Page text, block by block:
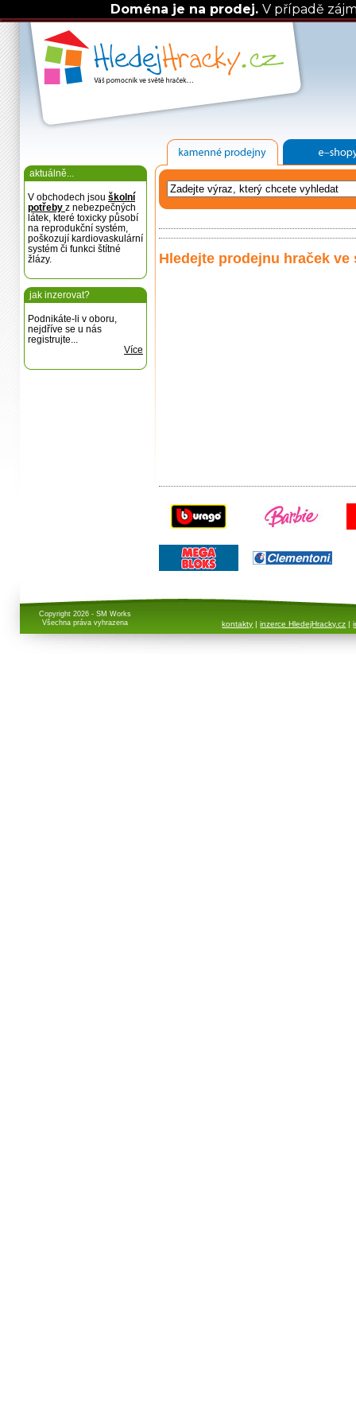
Doména je na prodej.V případě
aktuálně...
V obchodech jsou školní
potřeby z nebezpečných
látek, které toxicky působí
na reprodukční systém,
poškozují kardiovaskulární
systém či funkci štítné
žlázy.
jak inzerovat?
Podnikáte-li v oboru,
nejdříve se u nás
registrujte...
Více
Hledejte prodejnu hraček ve
Copyright 2026 - SM Works
Všechna práva vyhrazena
kontakty |inzerce HledejHracky.cz |